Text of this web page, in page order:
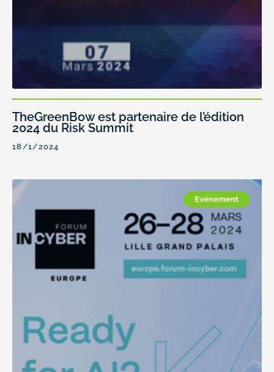
TheGreenBow est partenaire de l’édition
2024 du Risk Summit
18/1/2024
Evénement